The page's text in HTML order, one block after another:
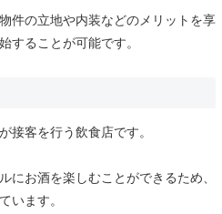
件の立地や内装などのメリットを享
することが可能です。
接客を行う飲食店です。
にお酒を楽しむことができるため、
います。